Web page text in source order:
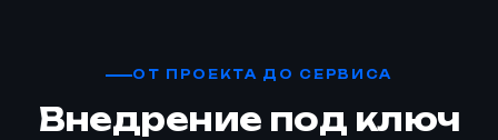
ОТ ПРОЕКТА ДО СЕРВИСА
Внедрение под ключ